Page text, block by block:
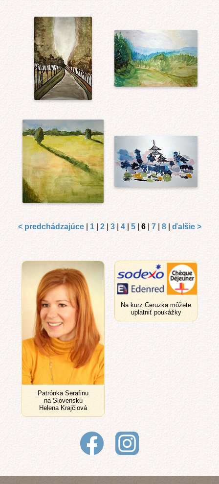
< predchádzajúce| 1| 2| 3| 4| 5| 6| 7| 8| ďalšie >
Patrónka Serafinu
na Slovensku
Helena Krajčiová
Na kurz Ceruzka môžete
uplatniť poukážky